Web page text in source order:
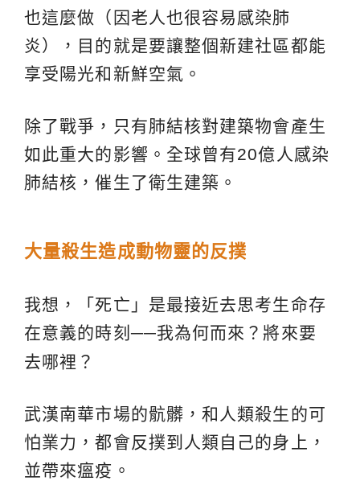
也這麼做（因老人也很容易感染肺
炎），目的就是要讓整個新建社區都能
享受陽光和新鮮空氣。
除了戰爭，只有肺結核對建築物會產生
如此重大的影響。全球曾有20億人感染
肺結核，催生了衛生建築。
大量殺生造成動物靈的反撲
我想，「死亡」是最接近去思考生命存
在意義的時刻──我為何而來？將來要
去哪裡？
武漢南華市場的骯髒，和人類殺生的可
怕業力，都會反撲到人類自己的身上，
並帶來瘟疫。